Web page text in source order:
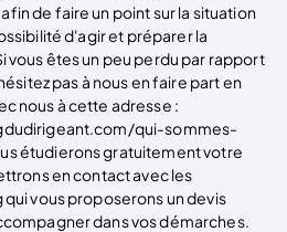
de faire un point sur la situation
d'agir et préparer la
vous êtes un peu perdu par rapport
pas à nous en faire part en
nous à cette adresse :
qui-sommes-
étudierons gratuitement votre
en contact avec les
vous proposerons un devis
dans vos démarches.